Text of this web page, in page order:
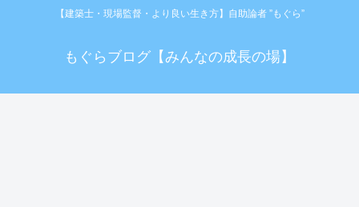
【建築士・現場監督・より良い生き方】自助論者 ”もぐら”
もぐらブログ【みんなの成長の場】